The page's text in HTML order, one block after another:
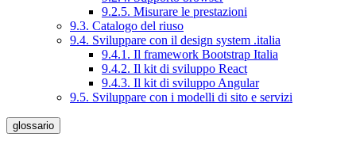
9.2.5. Misurare le prestazioni
9.3. Catalogo del riuso
9.4. Sviluppare con il design system .italia
9.4.1. Il framework Bootstrap Italia
9.4.2. Il kit di sviluppo React
9.4.3. Il kit di sviluppo Angular
9.5. Sviluppare con i modelli di sito e servizi
glossario